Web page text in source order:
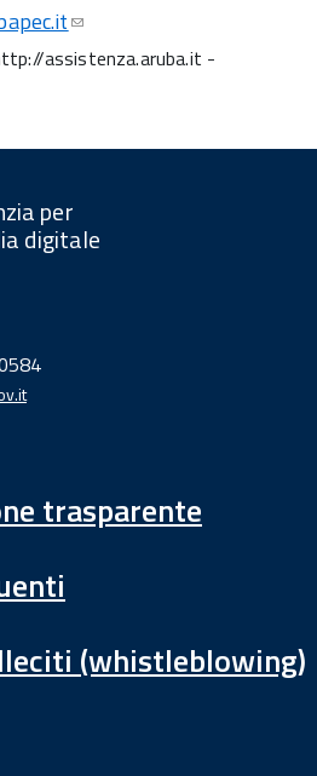
assistenza.aruba.it -
per
digitale
trasparente
(whistleblowing)